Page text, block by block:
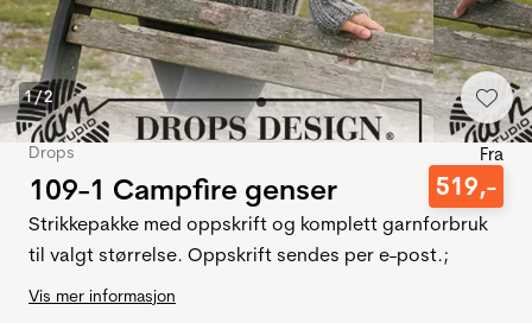
1/2
Drops
109-1 Campfire genser
Fra
519,-
Strikkepakke med oppskrift og komplett garnforbruk
til valgt størrelse. Oppskrift sendes per e-post.;
Vis mer informasjon